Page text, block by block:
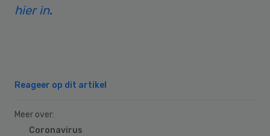
hier in.
Reageer op dit artikel
Meer over:
Coronavirus